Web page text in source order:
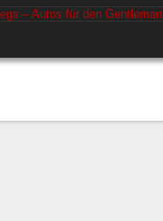
– Autos für den Gentleman